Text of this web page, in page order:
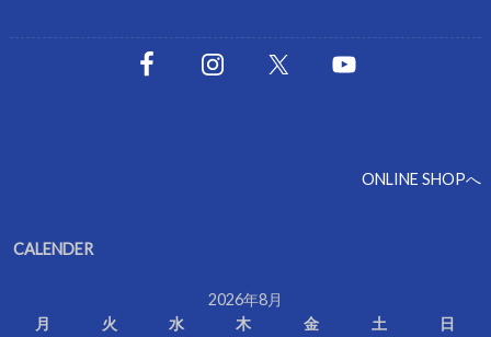
ONLINE SHOPへ
CALENDER
2026年8月
月
火 水 木 金 土 日